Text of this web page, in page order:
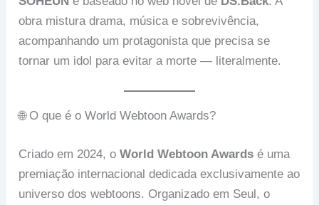
obra mistura drama, música e sobrevivência,
acompanhando um protagonista que precisa se
tornar um idol para evitar a morte — literalmente.
🌐 O que é o World Webtoon Awards?
Criado em 2024, oWorld Webtoon Awards é uma
premiação internacional dedicada exclusivamente ao
universo dos webtoons. Organizado em Seul, o